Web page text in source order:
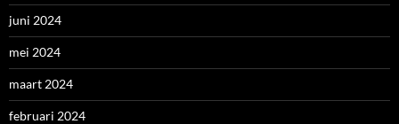
juni 2024
mei 2024
maart 2024
februari 2024